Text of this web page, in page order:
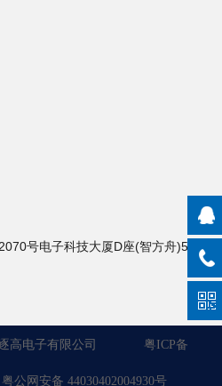
号电子科技大厦D座(智方舟)5楼
高电子有限公司 粤ICP备
粤公网安备 44030402004930号